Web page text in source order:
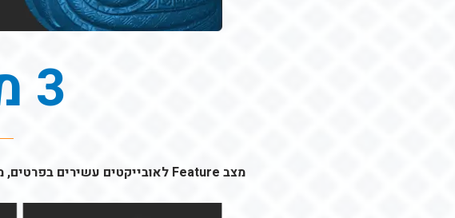
3 מצבי מעקב
מצב Feature לאובייקטים עשירים בפרטים, מצב Marker לפריטים פחות מורכבים, Global Marker לשיפור הדיוק הנפחי